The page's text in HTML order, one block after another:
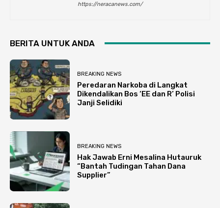
https://neracanews.com/
BERITA UNTUK ANDA
BREAKING NEWS
Peredaran Narkoba di Langkat
Dikendalikan Bos ‘EE dan R’ Polisi
Janji Selidiki
BREAKING NEWS
Hak Jawab Erni Mesalina Hutauruk
“Bantah Tudingan Tahan Dana
Supplier”